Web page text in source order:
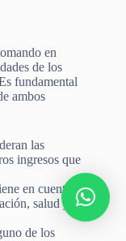
en
de los
fundamental
ambos
las
ingresos que
en cuenta
salud y
de los